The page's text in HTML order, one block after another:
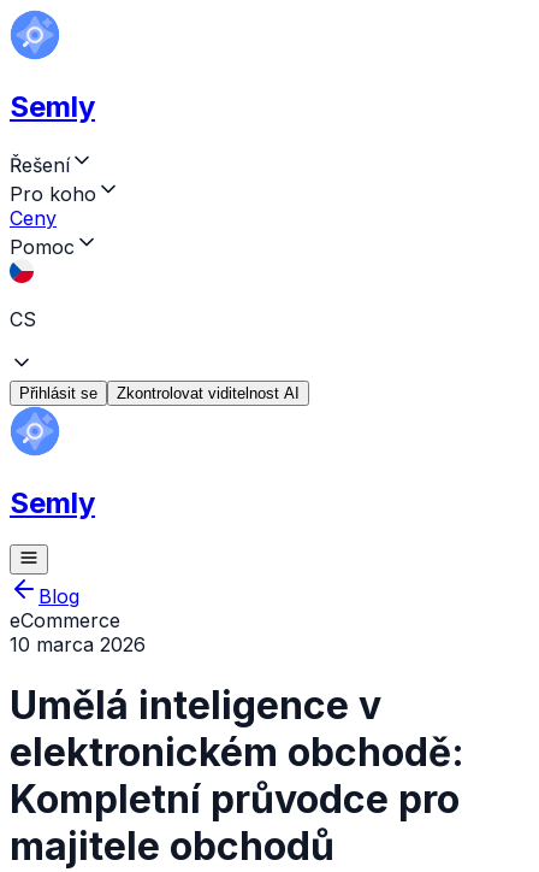
Semly
Řešení
Pro koho
Ceny
Pomoc
CS
Přihlásit se Zkontrolovat viditelnost AI
Semly
Blog
eCommerce
10 marca 2026
Umělá inteligence v
elektronickém obchodě:
Kompletní průvodce pro
majitele obchodů